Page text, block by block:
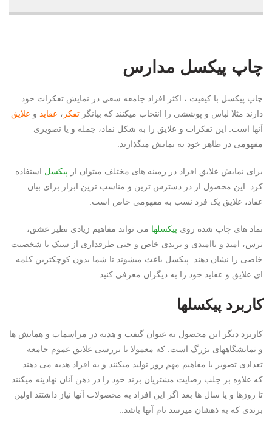
چاپ پیکسل مدارس
چاپ پیکسل با کیفیت ، اکثر افراد جامعه سعی در نمایش تفکرات خود
دارند مثلا لباس و پوششی را انتخاب میکنند که بیانگر تفکر ، عقاید و علایق
آنها است. این تفکرات و علایق را به شکل نماد، جمله و یا تصویری
مفهومی در ظاهر خود به نمایش میگذارند.
برای نمایش علایق افراد در زمینه های مختلف میتوان از پیکسل استفاده
کرد. این محصول از در دسترس ترین و مناسب ترین ابزار برای بیان
عقاد، علایق یک فرد نسب به مفهومی خاص است.
نماد های چاپ شده روی پیکسلها می تواند مفاهیم زیادی نظیر عشق،
ترس، امید و ناامیدی و برندی خاص و حتی طرفداری از سبک یا شخصیت
خاصی را نشان دهند. پیکسل باعث میشوند تا شما بدون کوچکترین کلمه
ای علایق و عقاید خود را به دیگران معرفی کنید.
کاربرد پیکسلها
کاربرد دیگر این محصول به عنوان گیفت و هدیه در مراسمات و همایش ها
و نمایشگاههای بزرگ است. که معمولا با بررسی علایق عموم جامعه
تعدادی تصویر با مفاهیم مهم روز تولید میکنند و به افراد هدیه می دهند.
که علاوه بر جلب رضایت مشتریان برند خود را در ذهن آنان نهادینه میکنند
تا روزها و یا سال ها بعد اگر این افراد به محصولات آنها نیاز داشتند اولین
برندی که به ذهشان میرسد نام آنها باشد..